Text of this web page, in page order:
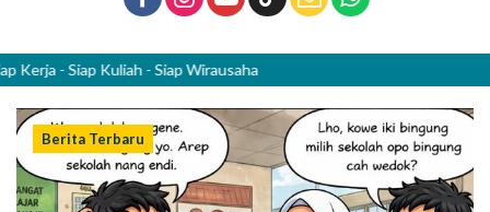
- Siap Kuliah - Siap Wirausaha
Berita Terbaru